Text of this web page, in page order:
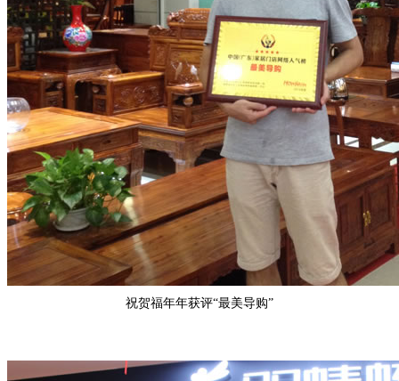
祝贺福年年获评“最美导购”